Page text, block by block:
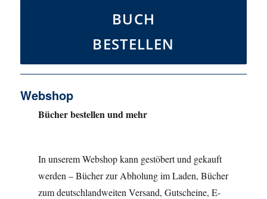
BUCH
BESTELLEN
Webshop
Bücher bestellen und mehr
In unserem Webshop kann gestöbert und gekauft
werden – Bücher zur Abholung im Laden, Bücher
zum deutschlandweiten Versand, Gutscheine, E-